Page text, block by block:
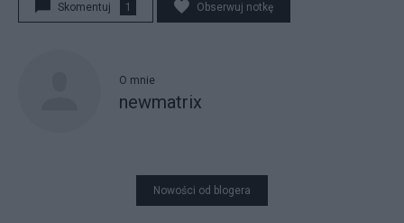
Skomentuj 1 Obserwuj notkę
O mnie
newmatrix
Nowości od blogera